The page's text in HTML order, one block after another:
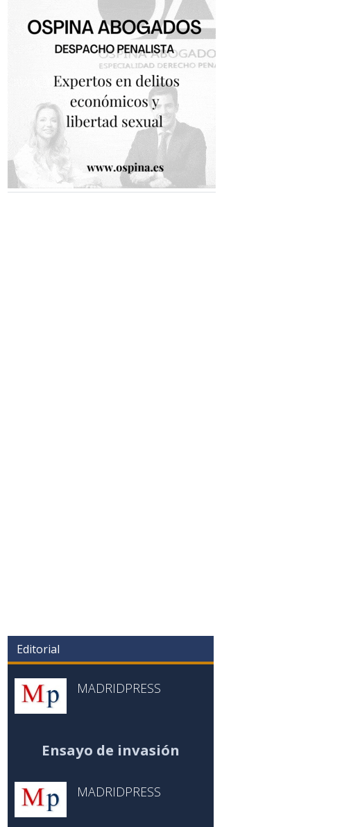
Editorial
MADRIDPRESS
Ensayo de invasión
MADRIDPRESS